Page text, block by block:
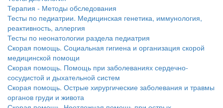
Терапия - Методы обследования
Тесты по педиатрии. Медицинская генетика, иммунология,
реактивность, аллергия
Тесты по неонатологии раздела педиатрия
Скорая помощь. Социальная гигиена и организация скорой
медицинской помощи
Скорая помощь. Помощь при заболеваниях сердечно-
сосудистой и дыхательной систем
Скорая помощь. Острые хирургические заболевания и травмы
органов груди и живота